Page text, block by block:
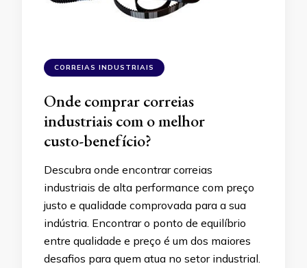
CORREIAS INDUSTRIAIS
Onde comprar correias
industriais com o melhor
custo-benefício?
Descubra onde encontrar correias
industriais de alta performance com preço
justo e qualidade comprovada para a sua
indústria. Encontrar o ponto de equilíbrio
entre qualidade e preço é um dos maiores
desafios para quem atua no setor industrial.